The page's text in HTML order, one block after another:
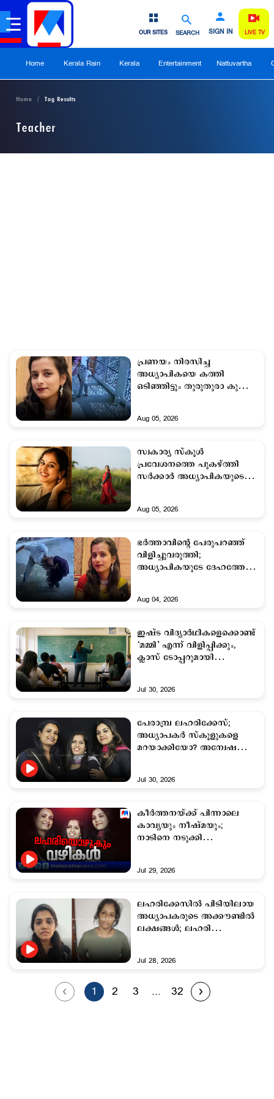
SEARCH SIGN IN
OUR SITES LIVE TV
Home Kerala Rain Kerala Entertainment Nattuvartha
Home Tag Results
Teacher
പ്രണയം നിരസിച്ച
അധ്യാപികയെ കത്തി
ഒടിഞ്ഞിട്ടും തുരുതുരാ കുത്തി;
Aug 05, 2026
സ്വകാര്യ സ്കൂള്‍
പ്രവേശനത്തെ പുകഴ്ത്തി
സര്‍ക്കാര്‍ അധ്യാപികയുടെ
Aug 05, 2026
ഭര്‍ത്താവിന്റെ പേരുപറഞ്ഞ്
വിളിച്ചുവരുത്തി;
അധ്യാപികയുടേ ദേഹത്തേക്ക്
കുത്തിക്കൊലപ്പെടുത്തി
Aug 04, 2026
ഇഷ്ട വിദ്യാര്‍ഥികളെക്കൊണ്ട്
‘മമ്മി’ എന്ന് വിളിപ്പിക്കും,
ക്ലാസ് ടോപ്പറുമായി
Jul 30, 2026
പേരാമ്പ്ര ലഹരിക്കേസ്;
അധ്യാപകര്‍ സ്കൂളുകളെ
മറയാക്കിയോ? അന്വേഷണം
Jul 30, 2026
കീര്‍ത്തനയ്ക്ക് പിന്നാലെ
കാവ്യയും നീഷ്മയും;
നാടിനെ നടുക്കി
Jul 29, 2026
ലഹരിക്കേസിൽ പിടിയിലായ
അധ്യാപകരുടെ അക്കൗണ്ടിൽ
ലക്ഷങ്ങൾ; ലഹരി
Jul 28, 2026
1 2 3 ... 32